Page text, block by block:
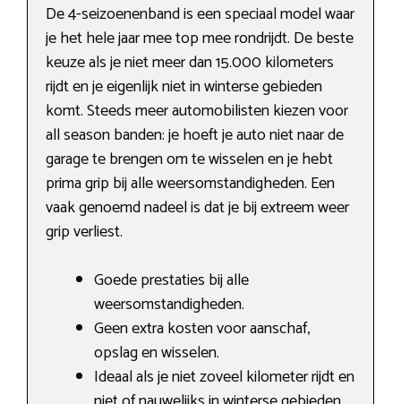
De 4-seizoenenband is een speciaal model waar
je het hele jaar mee top mee rondrijdt. De beste
keuze als je niet meer dan 15.000 kilometers
rijdt en je eigenlijk niet in winterse gebieden
komt. Steeds meer automobilisten kiezen voor
all season banden: je hoeft je auto niet naar de
garage te brengen om te wisselen en je hebt
prima grip bij alle weersomstandigheden. Een
vaak genoemd nadeel is dat je bij extreem weer
grip verliest.
Goede prestaties bij alle
weersomstandigheden.
Geen extra kosten voor aanschaf,
opslag en wisselen.
Ideaal als je niet zoveel kilometer rijdt en